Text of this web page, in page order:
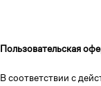
Пользовательская
В соответствии с